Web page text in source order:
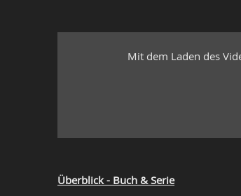
Mit dem Laden des
Überblick - Buch & Serie